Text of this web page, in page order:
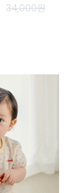
34,000원